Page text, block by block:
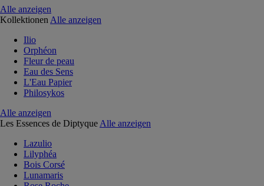
Alle anzeigen
Kollektionen Alle anzeigen
Ilio
Orphéon
Fleur de peau
Eau des Sens
L'Eau Papier
Philosykos
Alle anzeigen
Les Essences de Diptyque Alle anzeigen
Lazulio
Lilyphéa
Bois Corsé
Lunamaris